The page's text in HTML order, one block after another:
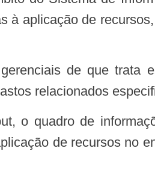
à aplicação de
relacionados
o quadro de
de recursos no